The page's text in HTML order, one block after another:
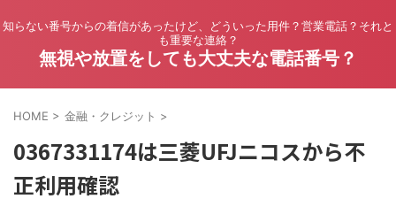
知らない番号からの着信があったけど、どういった用件？営業電話？それと
も重要な連絡？
無視や放置をしても大丈夫な電話番号？
HOME > 金融・クレジット >
0367331174は三菱UFJニコスから不
正利用確認